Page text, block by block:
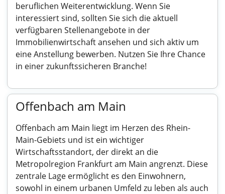
beruflichen Weiterentwicklung. Wenn Sie
interessiert sind, sollten Sie sich die aktuell
verfügbaren Stellenangebote in der
Immobilienwirtschaft ansehen und sich aktiv um
eine Anstellung bewerben. Nutzen Sie Ihre Chance
in einer zukunftssicheren Branche!
Offenbach am Main
Offenbach am Main liegt im Herzen des Rhein-
Main-Gebiets und ist ein wichtiger
Wirtschaftsstandort, der direkt an die
Metropolregion Frankfurt am Main angrenzt. Diese
zentrale Lage ermöglicht es den Einwohnern,
sowohl in einem urbanen Umfeld zu leben als auch